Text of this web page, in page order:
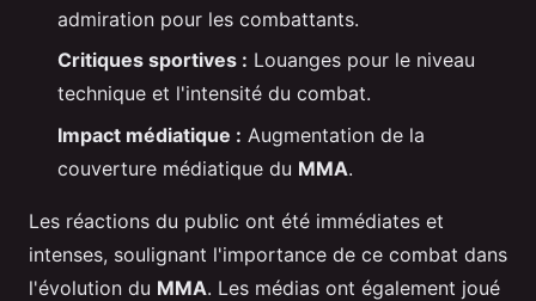
admiration pour les combattants.
Critiques sportives : Louanges pour le niveau
technique et l'intensité du combat.
Impact médiatique : Augmentation de la
couverture médiatique du MMA.
Les réactions du public ont été immédiates et
intenses, soulignant l'importance de ce combat dans
l'évolution du MMA. Les médias ont également joué